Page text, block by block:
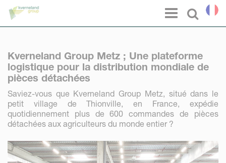
Select
Menu
Kverneland Group Metz ; Une plateforme
logistique pour la distribution mondiale de
pièces détachées
Saviez-vous que Kverneland Group Metz, situé dans le
petit village de Thionville, en France, expédie
quotidiennement plus de 600 commandes de pièces
détachées aux agriculteurs du monde entier ?
Panneau de gestion des cookies